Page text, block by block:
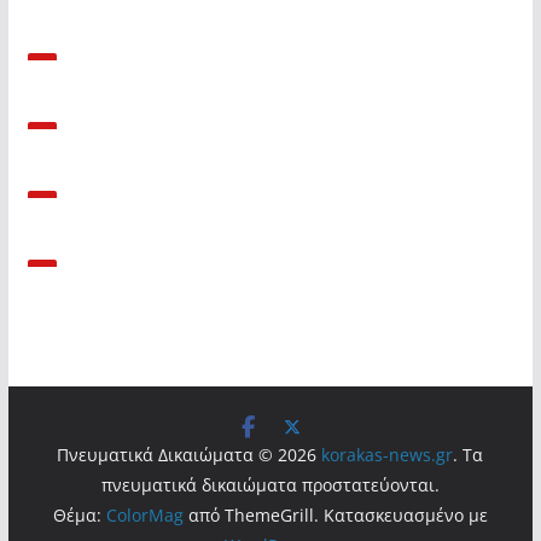
Πνευματικά Δικαιώματα © 2026 korakas-news.gr. Τα
πνευματικά δικαιώματα προστατεύονται.
Θέμα: ColorMagαπό ThemeGrill. Κατασκευασμένο με